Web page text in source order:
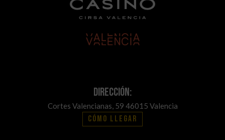
Dirección:
Cortes Valencianas, 59 46015 Valencia
Cómo llegar